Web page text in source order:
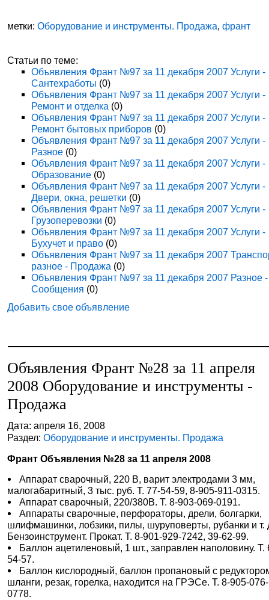
метки:Оборудование и инструменты. Продажа,франт
Статьи по теме:
Объявления Франт №97 за 11 декабря 2007 Услуги -
Сантехработы (0)
Объявления Франт №97 за 11 декабря 2007 Услуги -
Ремонт и отделка (0)
Объявления Франт №97 за 11 декабря 2007 Услуги -
Ремонт бытовых приборов (0)
Объявления Франт №97 за 11 декабря 2007 Услуги -
Разное (0)
Объявления Франт №97 за 11 декабря 2007 Услуги -
Образование (0)
Объявления Франт №97 за 11 декабря 2007 Услуги -
Двери, окна, решетки (0)
Объявления Франт №97 за 11 декабря 2007 Услуги -
Грузоперевозки (0)
Объявления Франт №97 за 11 декабря 2007 Услуги -
Бухучет и право (0)
Объявления Франт №97 за 11 декабря 2007
разное - Продажа (0)
Объявления Франт №97 за 11 декабря 2007 Разное -
Сообщения (0)
Добавить свое объявление
Объявления Франт №28 за 11 апреля
2008 Оборудование и инструменты -
Продажа
Дата: апреля 16, 2008
Раздел:Оборудование и инструменты. Продажа
Франт Объявления №28 за 11 апреля 2008
Аппарат сварочный, 220 В, варит электродами 3 мм,
малогабаритный, 3 тыс. руб. Т. 77-54-59, 8-905-911-0315.
Аппарат сварочный, 220/380В. Т. 8-903-069-0191.
Аппараты сварочные, перфораторы, дрели, болгарки,
шлифмашинки, лобзики, пилы, шуруповерты, рубанки и т.
Бензоинструмент. Прокат. Т. 8-901-929-7242, 39-62-99.
Баллон ацетиленовый, 1 шт., заправлен наполовину. Т.
54-57.
Баллон кислородный, баллон пропановый с
шланги, резак, горелка, находится на ГРЭСе. Т. 8-905-076-
0778.